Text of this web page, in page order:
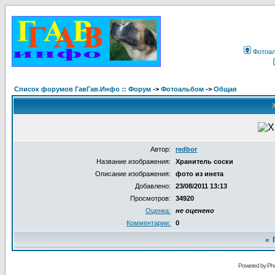
Список форумов ГавГав.Инфо :: Форум -> Фотоальбом -> Общая
Автор:
redbor
Название изображения:
Хранитель соски
Описание изображения:
фото из инета
Добавлено:
23/08/2011 13:13
Просмотров:
34920
Оценка:
не оценено
Комментарии:
0
«
Powered by